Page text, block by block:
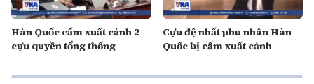
Hàn Quốc cấm xuất cảnh 2
cựu quyền tổng thống
Cựu đệ nhất phu nhân Hàn
Quốc bị cấm xuất cảnh